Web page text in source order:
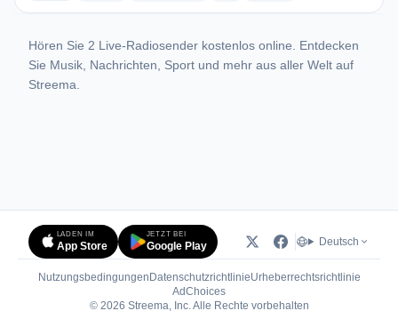
Hören Sie 2 Live-Radiosender kostenlos online. Entdecken
Sie Musik, Nachrichten, Sport und mehr aus aller Welt auf
Streema.
LADEN IM
App Store
JETZT BEI
Google Play Deutsch
Nutzungsbedingungen DatenschutzrichtlinieUrheberrechtsrichtlinie
AdChoices(öffnet in neuem Tab)
© 2026 Streema, Inc. Alle Rechte vorbehalten